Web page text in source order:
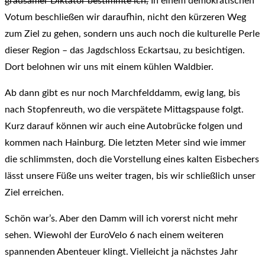
Votum beschließen wir daraufhin, nicht den kürzeren Weg
zum Ziel zu gehen, sondern uns auch noch die kulturelle Perle
dieser Region – das Jagdschloss Eckartsau, zu besichtigen.
Dort belohnen wir uns mit einem kühlen Waldbier.
Ab dann gibt es nur noch Marchfelddamm, ewig lang, bis
nach Stopfenreuth, wo die verspätete Mittagspause folgt.
Kurz darauf können wir auch eine Autobrücke folgen und
kommen nach Hainburg. Die letzten Meter sind wie immer
die schlimmsten, doch die Vorstellung eines kalten Eisbechers
lässt unsere Füße uns weiter tragen, bis wir schließlich unser
Ziel erreichen.
Schön war’s. Aber den Damm will ich vorerst nicht mehr
sehen. Wiewohl der EuroVelo 6 nach einem weiteren
spannenden Abenteuer klingt. Vielleicht ja nächstes Jahr